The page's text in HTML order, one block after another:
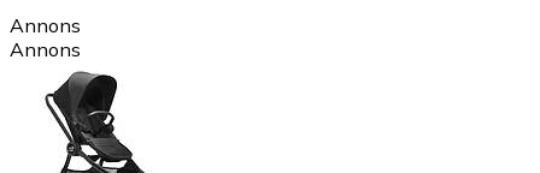
Annons
Annons